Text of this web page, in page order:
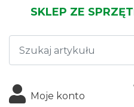
SKLEP ZE
Moje konto